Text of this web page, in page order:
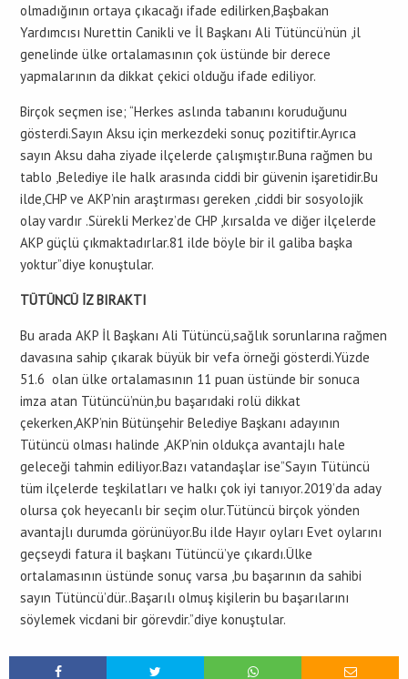
olmadığının ortaya çıkacağı ifade edilirken,Başbakan
Yardımcısı Nurettin Canikli ve İl Başkanı Ali Tütüncü’nün ,il
genelinde ülke ortalamasının çok üstünde bir derece
yapmalarının da dikkat çekici olduğu ifade ediliyor.
Birçok seçmen ise; “Herkes aslında tabanını koruduğunu
gösterdi.Sayın Aksu için merkezdeki sonuç pozitiftir.Ayrıca
sayın Aksu daha ziyade ilçelerde çalışmıştır.Buna rağmen bu
tablo ,Belediye ile halk arasında ciddi bir güvenin işaretidir.Bu
ilde,CHP ve AKP’nin araştırması gereken ,ciddi bir sosyolojik
olay vardır .Sürekli Merkez’de CHP ,kırsalda ve diğer ilçelerde
AKP güçlü çıkmaktadırlar.81 ilde böyle bir il galiba başka
yoktur”diye konuştular.
TÜTÜNCÜ İZ BIRAKTI
Bu arada AKP İl Başkanı Ali Tütüncü,sağlık sorunlarına rağmen
davasına sahip çıkarak büyük bir vefa örneği gösterdi.Yüzde
51.6 olan ülke ortalamasının 11 puan üstünde bir sonuca
imza atan Tütüncü’nün,bu başarıdaki rolü dikkat
çekerken,AKP’nin Bütünşehir Belediye Başkanı adayının
Tütüncü olması halinde ,AKP’nin oldukça avantajlı hale
geleceği tahmin ediliyor.Bazı vatandaşlar ise”Sayın Tütüncü
tüm ilçelerde teşkilatları ve halkı çok iyi tanıyor.2019’da aday
olursa çok heyecanlı bir seçim olur.Tütüncü birçok yönden
avantajlı durumda görünüyor.Bu ilde Hayır oyları Evet oylarını
geçseydi fatura il başkanı Tütüncü’ye çıkardı.Ülke
ortalamasının üstünde sonuç varsa ,bu başarının da sahibi
sayın Tütüncü’dür..Başarılı olmuş kişilerin bu başarılarını
söylemek vicdani bir görevdir.”diye konuştular.